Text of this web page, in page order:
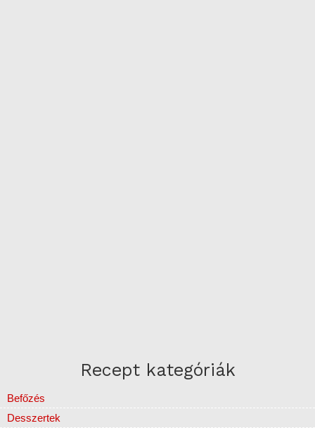
Recept kategóriák
Befőzés
Desszertek